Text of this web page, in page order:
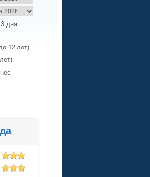
дня
12 лет)